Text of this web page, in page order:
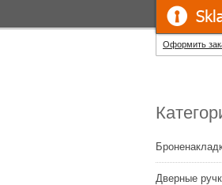
Оформить
Дверные